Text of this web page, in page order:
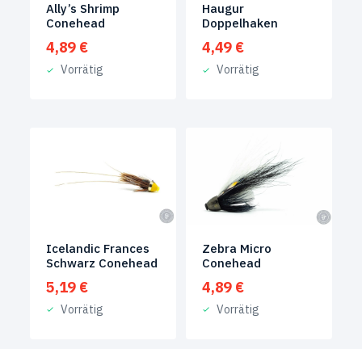
Ally’s Shrimp
Conehead
4,89 €
Vorrätig
Haugur
Doppelhaken
4,49 €
Vorrätig
Icelandic Frances
Schwarz Conehead
5,19 €
Vorrätig
Zebra Micro
Conehead
4,89 €
Vorrätig